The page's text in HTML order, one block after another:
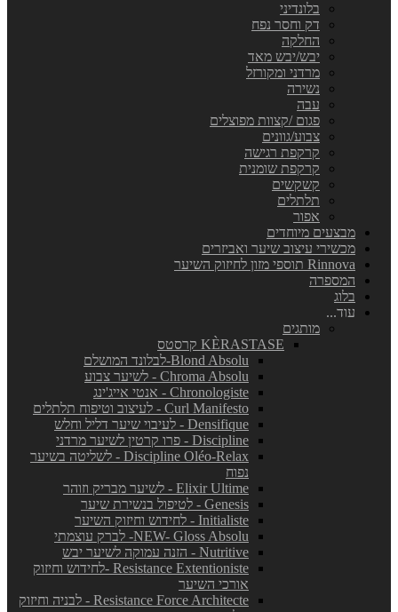
בלונדיני
דק וחסר נפח
החלקה
יבש/יבש מאד
מרדני ומקורזל
נשירה
עבה
פגום /קצוות מפוצלים
צבוע/גוונים
קרקפת רגישה
קרקפת שומנית
קשקשים
תלתלים
אפור
מבצעים מיוחדים
מכשירי עיצוב שיער ואביזרים
Rinnova תוספי מזון לחיזוק השיער
המספרה
בלוג
עוד...
מותגים
KÈRASTASE קרסטס
Blond Absolu-לבלונד המושלם
Chroma Absolu - לשיער צבוע
Chronologiste - אנטי אייג'ינג
Curl Manifesto - לעיצוב וטיפוח תלתלים
Densifique - לעיבוי שיער דליל וחלש
Discipline - פרו קרטין לשיער מרדני
Discipline Oléo-Relax - לשליטה בשיער
נפוח
Elixir Ultime - לשיער מבריק וזוהר
Genesis - לטיפול בנשירת שיער
Initialiste - לחידוש וחיזוק השיער
NEW- Gloss Absolu- לברק עוצמתי
Nutritive - הזנה עמוקה לשיער יבש
Resistance Extentioniste -לחידוש וחיזוק
אורכי השיער
Resistance Force Architecte - לבניה וחיזוק